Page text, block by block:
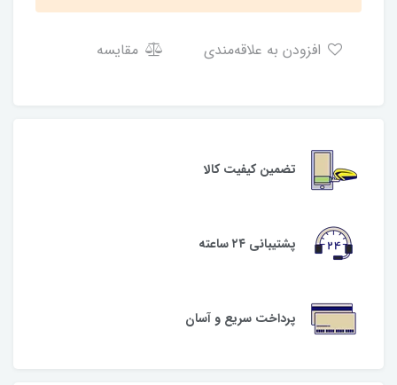
مقایسه
تضمین کیفیت کالا
پشتیبانی ۲۴ ساعته
پرداخت سریع و آسان